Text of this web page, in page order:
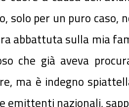
solo per un puro caso,
abbattuta sulla mia
che già aveva
ma è indegno
nazionali,